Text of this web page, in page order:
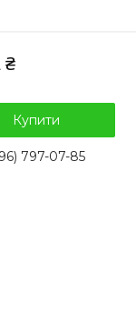
₴
Купити
797-07-85